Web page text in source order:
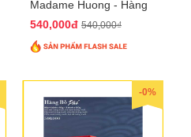
Madame Huong - Hàng
540,000đ 540,000₫
-0%